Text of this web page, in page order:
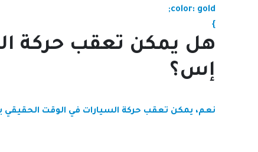
color: gold;
}
هل يمكن تعقب حركة
إس؟
نعم، يمكن تعقب حركة السيارات في الوقت الحقيقي